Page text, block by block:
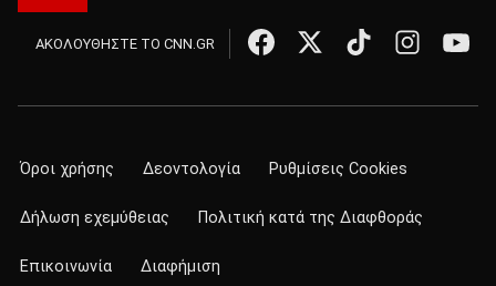
ΑΚΟΛΟΥΘΗΣΤΕ ΤΟ CNN.GR
Όροι χρήσης Δεοντολογία Ρυθμίσεις Cookies
Δήλωση εχεμύθειας Πολιτική κατά της Διαφθοράς
Επικοινωνία Διαφήμιση